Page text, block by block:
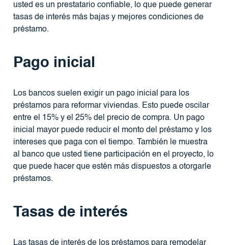
usted es un prestatario confiable, lo que puede generar
tasas de interés más bajas y mejores condiciones de
préstamo.
Pago inicial
Los bancos suelen exigir un pago inicial para los
préstamos para reformar viviendas. Esto puede oscilar
entre el 15% y el 25% del precio de compra. Un pago
inicial mayor puede reducir el monto del préstamo y los
intereses que paga con el tiempo. También le muestra
al banco que usted tiene participación en el proyecto, lo
que puede hacer que estén más dispuestos a otorgarle
préstamos.
Tasas de interés
Las tasas de interés de los préstamos para remodelar